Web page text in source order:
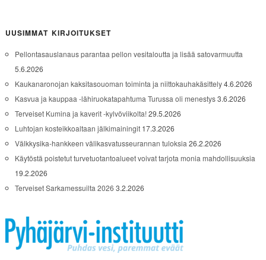
UUSIMMAT KIRJOITUKSET
Pellontasauslanaus parantaa pellon vesitaloutta ja lisää satovarmuutta
5.6.2026
Kaukanaronojan kaksitasouoman toiminta ja niittokauhakäsittely4.6.2026
Kasvua ja kauppaa -lähiruokatapahtuma Turussa oli menestys3.6.2026
Terveiset Kumina ja kaverit -kylvöviikolta!29.5.2026
Luhtojan kosteikkoaltaan jälkimainingit 17.3.2026
Välkkysika-hankkeen välikasvatusseurannan tuloksia26.2.2026
Käytöstä poistetut turvetuotantoalueet voivat tarjota monia mahdollisuuksia
19.2.2026
Terveiset Sarkamessuilta 2026 3.2.2026